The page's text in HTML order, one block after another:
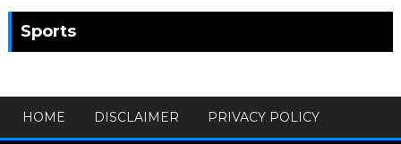
Sports
HOME DISCLAIMER PRIVACY POLICY